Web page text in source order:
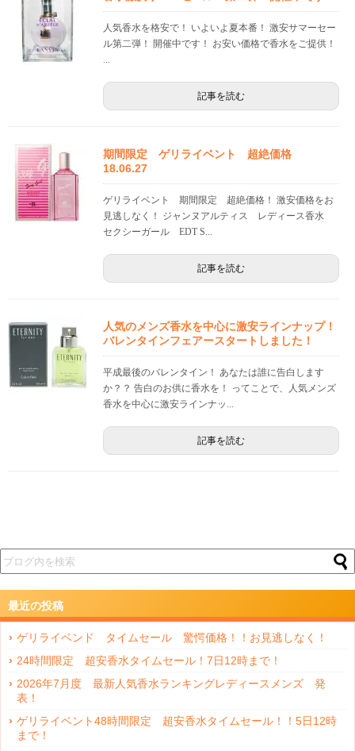
人気香水を格安で！ いよいよ夏本番！ 激安サマーセー
ル第二弾！ 開催中です！ お安い価格で香水をご提供！
...
記事を読む
期間限定 ゲリライベント 超絶価格
18.06.27
ゲリライベント 期間限定 超絶価格！ 激安価格をお
見逃しなく！ ジャンヌアルティス レディース香水
セクシーガール EDT S...
記事を読む
人気のメンズ香水を中心に激安ラインナップ！
バレンタインフェアースタートしました！
平成最後のバレンタイン！ あなたは誰に告白します
か？？ 告白のお供に香水を！ ってことで、人気メンズ
香水を中心に激安ラインナッ...
記事を読む
最近の投稿
ゲリライベンド タイムセール 驚愕価格！！お見逃しなく！
24時間限定 超安香水タイムセール！7日12時まで！
2026年7月度 最新人気香水ランキングレディースメンズ 発
表！
ゲリライベント48時間限定 超安香水タイムセール！！5日12時
まで！